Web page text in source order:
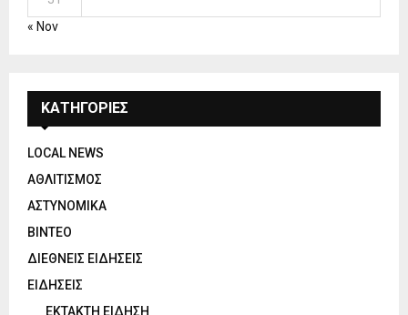
« Nov
ΚΑΤΗΓΟΡΙΕΣ
LOCAL NEWS
ΑΘΛΙΤΙΣΜΟΣ
ΑΣΤΥΝΟΜΙΚΑ
ΒΙΝΤΕΟ
ΔΙΕΘΝΕΙΣ ΕΙΔΗΣΕΙΣ
ΕΙΔΗΣΕΙΣ
ΕΚΤΑΚΤΗ ΕΙΔΗΣΗ